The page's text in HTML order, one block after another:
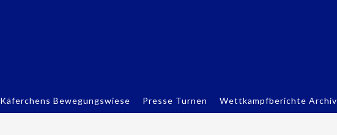
Käferchens Bewegungswiese Presse Turnen Wettkampfberichte Archiv